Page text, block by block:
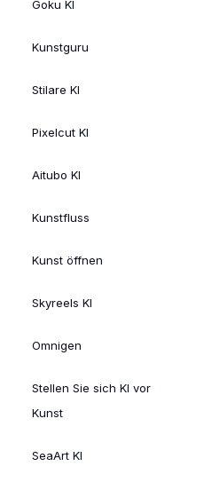
Goku KI
Kunstguru
Stilare KI
Pixelcut KI
Aitubo KI
Kunstfluss
Kunst öffnen
Skyreels KI
Omnigen
Stellen Sie sich KI vor
Kunst
SeaArt KI